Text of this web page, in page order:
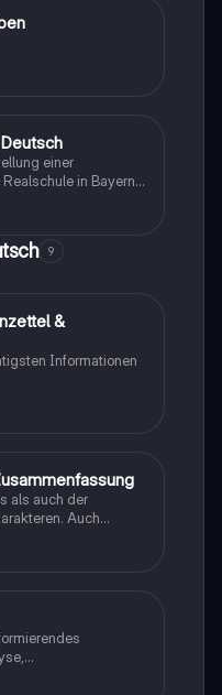
einer
in Bayern.
Vor-
Ideal für die
von
9
&
Informationen
als auch der
Auch
erstellt